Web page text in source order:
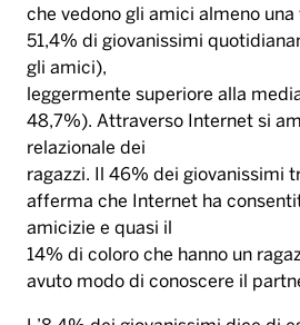
che vedono gli amici almeno
51,4% di giovanissimi
gli amici),
leggermente superiore alla
48,7%). Attraverso Internet si
relazionale dei
ragazzi. Il 46% dei giovanissimi
afferma che Internet ha
amicizie e quasi il
14% di coloro che hanno un
avuto modo di conoscere il